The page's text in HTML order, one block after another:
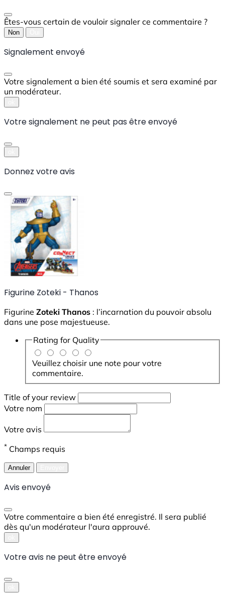
Êtes-vous certain de vouloir signaler ce commentaire ?
Non
Signalement envoyé
Votre signalement a bien été soumis et sera examiné par
un modérateur.
Votre signalement ne peut pas être envoyé
Donnez votre avis
Figurine Zoteki - Thanos
Figurine Zoteki Thanos : l’incarnation du pouvoir absolu
dans une pose majestueuse.
Rating for Quality
Veuillez choisir une note pour votre
commentaire.
Title of your review
Votre nom
Votre avis
* Champs requis
Annuler
Avis envoyé
Votre commentaire a bien été enregistré. Il sera publié
dès qu'un modérateur l'aura approuvé.
Votre avis ne peut être envoyé